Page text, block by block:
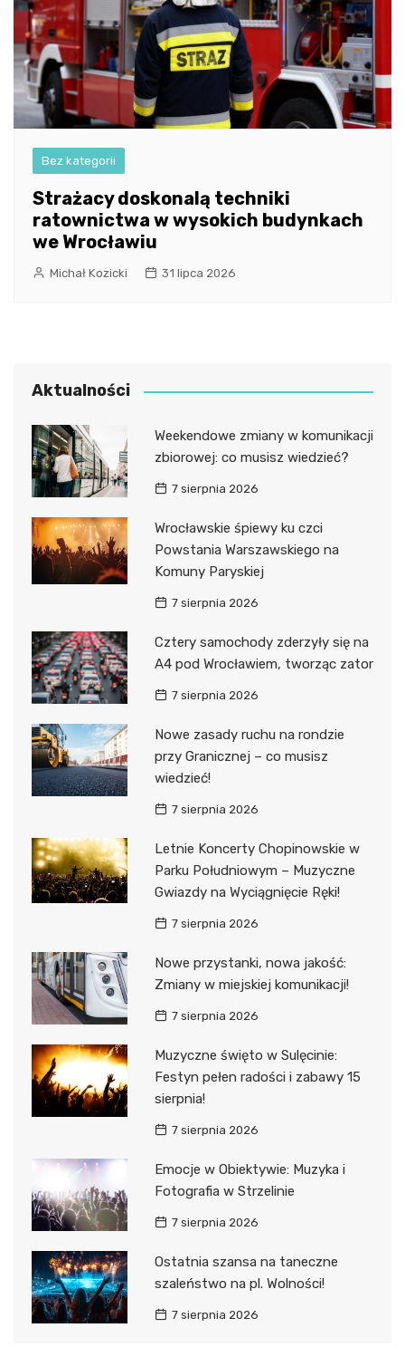
Bez kategorii
Strażacy doskonalą techniki
ratownictwa w wysokich budynkach
we Wrocławiu
Michał Kozicki 31 lipca 2026
Aktualności
Weekendowe zmiany w komunikacji
zbiorowej: co musisz wiedzieć?
7 sierpnia 2026
Wrocławskie śpiewy ku czci
Powstania Warszawskiego na
Komuny Paryskiej
7 sierpnia 2026
Cztery samochody zderzyły się na
A4 pod Wrocławiem, tworząc zator
7 sierpnia 2026
Nowe zasady ruchu na rondzie
przy Granicznej – co musisz
wiedzieć!
7 sierpnia 2026
Letnie Koncerty Chopinowskie w
Parku Południowym – Muzyczne
Gwiazdy na Wyciągnięcie Ręki!
7 sierpnia 2026
Nowe przystanki, nowa jakość:
Zmiany w miejskiej komunikacji!
7 sierpnia 2026
Muzyczne święto w Sulęcinie:
Festyn pełen radości i zabawy 15
sierpnia!
7 sierpnia 2026
Emocje w Obiektywie: Muzyka i
Fotografia w Strzelinie
7 sierpnia 2026
Ostatnia szansa na taneczne
szaleństwo na pl. Wolności!
7 sierpnia 2026